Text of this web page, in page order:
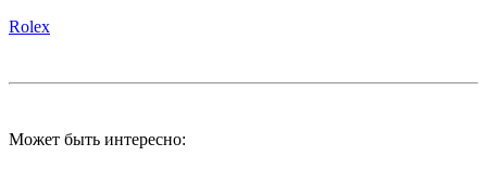
Rolex
Может быть интересно: